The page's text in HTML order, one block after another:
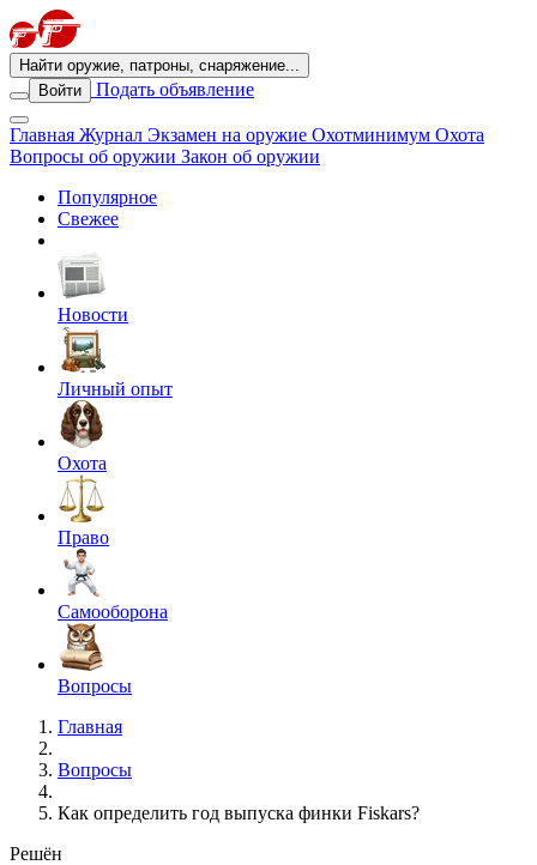
Найти оружие, патроны, снаряжение...
Войти
Подать объявление
Главная Журнал Экзамен на оружие Охотминимум Охота
Вопросы об оружии Закон об оружии
Популярное
Свежее
Новости
Личный опыт
Охота
Право
Самооборона
Вопросы
Главная
Вопросы
Как определить год выпуска финки Fiskars?
Решён